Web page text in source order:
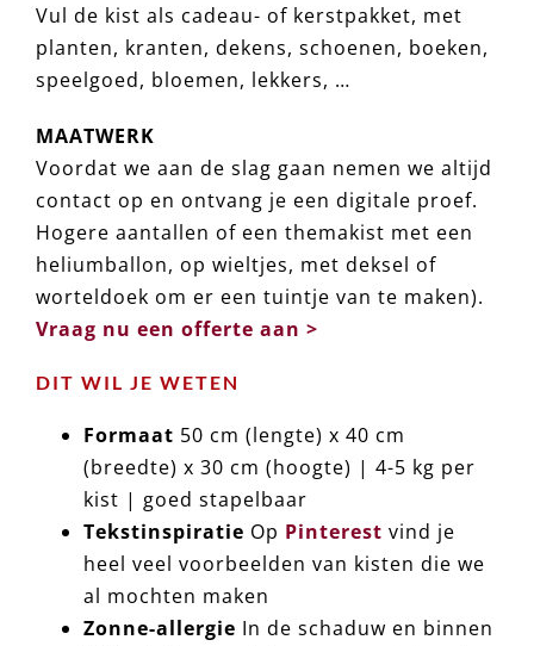
Vul de kist als cadeau- of kerstpakket, met
planten, kranten, dekens, schoenen, boeken,
speelgoed, bloemen, lekkers, …
MAATWERK
Voordat we aan de slag gaan nemen we altijd
contact op en ontvang je een digitale proef.
Hogere aantallen of een themakist met een
heliumballon, op wieltjes, met deksel of
worteldoek om er een tuintje van te maken).
Vraag nu een offerte aan >
DIT WIL JE WETEN
Formaat 50 cm (lengte) x 40 cm
(breedte) x 30 cm (hoogte) | 4-5 kg per
kist | goed stapelbaar
Tekstinspiratie Op Pinterest vind je
heel veel voorbeelden van kisten die we
al mochten maken
Zonne-allergie In de schaduw en binnen